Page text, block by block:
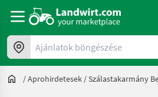
Ajánlatok böngészése
/Aprohirdetesek /Szálastakarmány